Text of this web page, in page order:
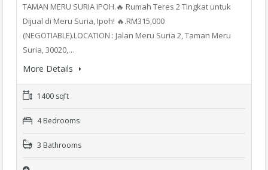
TAMAN MERU SURIA IPOH.🔥 Rumah Teres 2 Tingkat untuk
Dijual di Meru Suria, Ipoh! 🔥.RM315,000
(NEGOTIABLE).LOCATION : Jalan Meru Suria 2, Taman Meru
Suria, 30020,…
More Details
1400 sqft
4 Bedrooms
3 Bathrooms